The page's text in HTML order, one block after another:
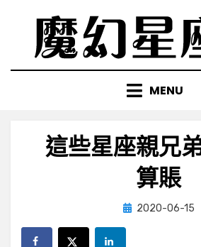
content
MENU
這些星座親兄
算賬
by小編
Posted
2020-06-15